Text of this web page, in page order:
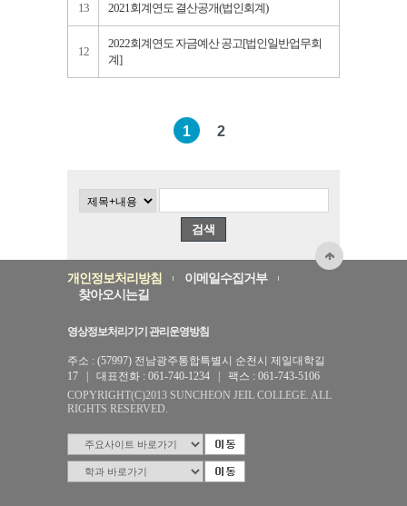
13 2021회계연도 결산공개(법인회계)
12
2022회계연도 자금예산 공고[법인일반업무회
계]
1 2
검색
개인정보처리방침
이메일수집거부
찾아오시는길
영상정보처리기기 관리운영방침
주소 : (57997) 전남광주통합특별시 순천시 제일대학길
17 | 대표전화 : 061-740-1234 | 팩스 : 061-743-5106
COPYRIGHT(C)2013 SUNCHEON JEIL COLLEGE. ALL
RIGHTS RESERVED.